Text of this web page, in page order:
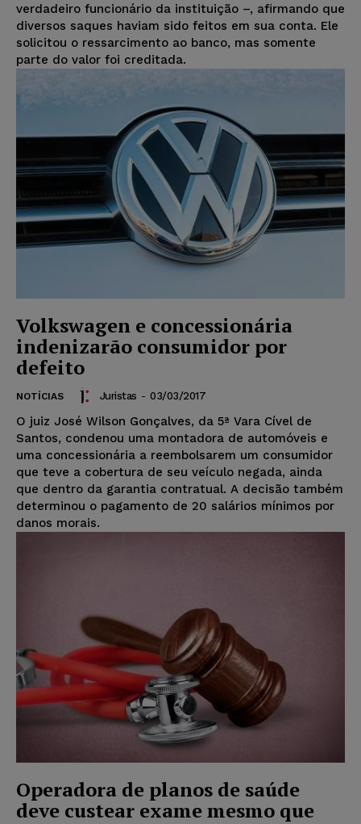
verdadeiro funcionário da instituição –, afirmando que
diversos saques haviam sido feitos em sua conta. Ele
solicitou o ressarcimento ao banco, mas somente
parte do valor foi creditada.
Volkswagen e concessionária
indenizarão consumidor por
defeito
NOTÍCIAS Juristas - 03/03/2017
O juiz José Wilson Gonçalves, da 5ª Vara Cível de
Santos, condenou uma montadora de automóveis e
uma concessionária a reembolsarem um consumidor
que teve a cobertura de seu veículo negada, ainda
que dentro da garantia contratual. A decisão também
determinou o pagamento de 20 salários mínimos por
danos morais.
Operadora de planos de saúde
deve custear exame mesmo que